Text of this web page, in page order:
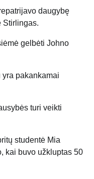
daugybę
Stirlingas.
gelbėti Johno
yra pakankamai
turi veikti
studentė Mia
kai buvo užkluptas 50